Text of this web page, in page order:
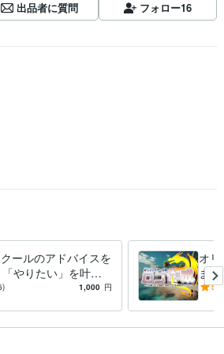
出品者に質問 フォロー16
ールのアドバイスを
「やりたい」を叶え
なお手伝いをさせて
1,000 円
オリ
ま
いの
5.0